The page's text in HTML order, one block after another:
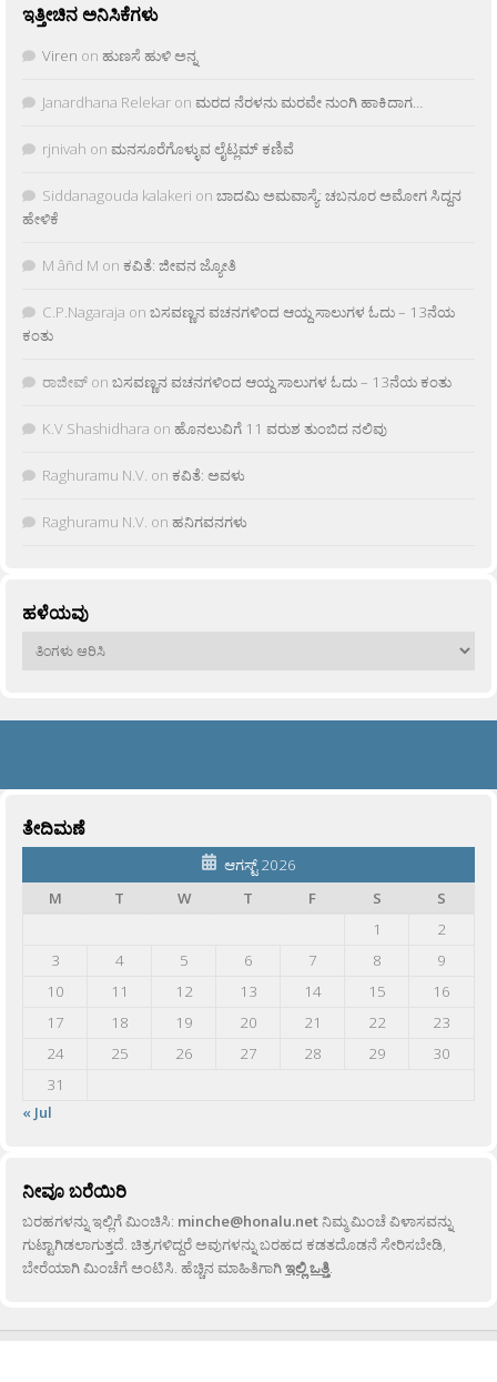
ಇತ್ತೀಚಿನ ಅನಿಸಿಕೆಗಳು
Viren on ಹುಣಸೆ ಹುಳಿ ಅನ್ನ
Janardhana Relekar on ಮರದ ನೆರಳನು ಮರವೇ ನುಂಗಿ ಹಾಕಿದಾಗ…
rjnivah on ಮನಸೂರೆಗೊಳ್ಳುವ ಲೈಟ್ಲಮ್ ಕಣಿವೆ
Siddanagouda kalakeri on ಬಾದಮಿ ಅಮವಾಸ್ಯೆ: ಚಬನೂರ ಅಮೋಗ ಸಿದ್ದನ
ಹೇಳಿಕೆ
M âñd M on ಕವಿತೆ: ಜೀವನ ಜ್ಯೋತಿ
C.P.Nagaraja on ಬಸವಣ್ಣನ ವಚನಗಳಿಂದ ಆಯ್ದ ಸಾಲುಗಳ ಓದು – 13ನೆಯ
ಕಂತು
ರಾಜೀವ್ on ಬಸವಣ್ಣನ ವಚನಗಳಿಂದ ಆಯ್ದ ಸಾಲುಗಳ ಓದು – 13ನೆಯ ಕಂತು
K.V Shashidhara on ಹೊನಲುವಿಗೆ 11 ವರುಶ ತುಂಬಿದ ನಲಿವು
Raghuramu N.V. on ಕವಿತೆ: ಅವಳು
Raghuramu N.V. on ಹನಿಗವನಗಳು
ಹಳೆಯವು
ಹಳೆಯವು
ತೇದಿಮಣೆ
ಆಗಸ್ಟ್ 2026
M
T W T F S
S
1
2
3
4 5 6 7 8
9
10
11 12 13 14 15
16
17
18 19 20 21 22
23
24
25 26 27 28 29
30
31
« Jul
ನೀವೂ ಬರೆಯಿರಿ
ಬರಹಗಳನ್ನು ಇಲ್ಲಿಗೆ ಮಿಂಚಿಸಿ: minche@honalu.netನಿಮ್ಮ ಮಿಂಚೆ ವಿಳಾಸವನ್ನು
ಗುಟ್ಟಾಗಿಡಲಾಗುತ್ತದೆ. ಚಿತ್ರಗಳಿದ್ದರೆ ಅವುಗಳನ್ನು ಬರಹದ ಕಡತದೊಡನೆ ಸೇರಿಸಬೇಡಿ,
ಬೇರೆಯಾಗಿ ಮಿಂಚೆಗೆ ಅಂಟಿಸಿ. ಹೆಚ್ಚಿನ ಮಾಹಿತಿಗಾಗಿಇಲ್ಲಿ ಒತ್ತಿ.